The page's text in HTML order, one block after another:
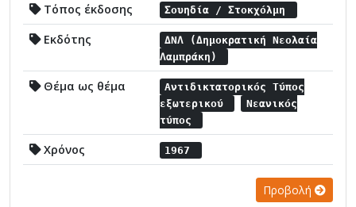
Τόπος έκδοσης Σουηδία / Στοκχόλμη
Εκδότης
ΔΝΛ (Δημοκρατική Νεολαία
Λαμπράκη)
Θέμα ως θέμα
Αντιδικτατορικός Τύπος
εξωτερικού
Νεανικός
τύπος
Χρόνος 1967
Προβολή